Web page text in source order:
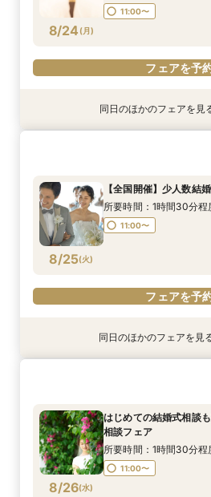
8/24 (月)
11:00〜
フェアを予
8/24( )
親御様のための安心相
同日のほかのフェアを見
8/25(火)
【全国開催】少人数結
所要時間：1時間30分程
11:00〜
フェアを予
8/25(火)
11:00〜
8/25(火)
はじめての結婚式相談
11:00〜
同日のほかのフェアを見
8/26(水)
はじめての結婚式相談
相談フェア
所要時間：1時間30分程
11:00〜